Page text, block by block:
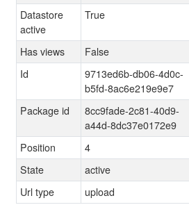
Datastore
active
True
Has views
False
Id
9713ed6b-db06-4d0c-
b5fd-8ac6e219e9e7
Package id
8cc9fade-2c81-40d9-
a44d-8dc37e0172e9
Position
4
State
active
Url type
upload